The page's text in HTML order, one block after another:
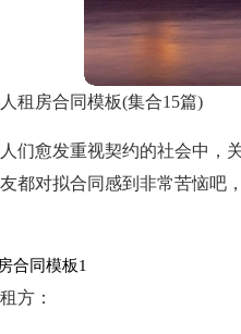
租房合同模板(集合15篇)
们愈发重视契约的社会中，
都对拟合同感到非常苦恼吧
合同模板1
方：